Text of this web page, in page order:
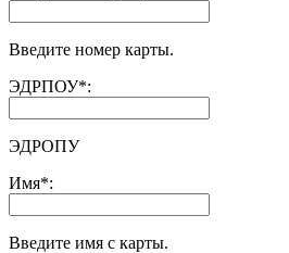
Введите номер карты.
ЭДРПОУ*:
ЭДРОПУ
Имя*:
Введите имя с карты.